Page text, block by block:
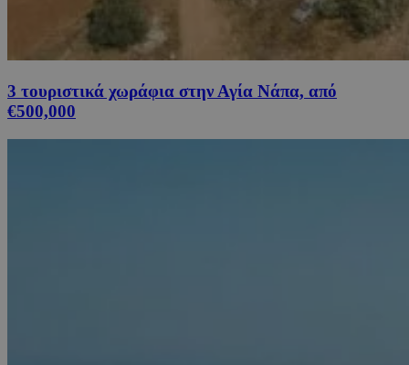
3 τουριστικά χωράφια στην Αγία Νάπα, από
€500,000